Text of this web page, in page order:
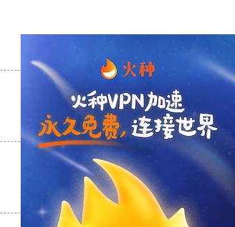
支持 [0] 反对[0]
支持[0] 反对